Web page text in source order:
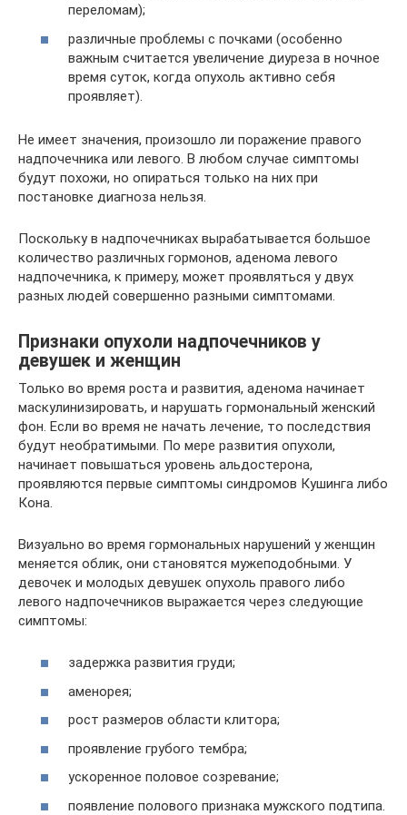
переломам);
различные проблемы с почками (особенно
важным считается увеличение диуреза в ночное
время суток, когда опухоль активно себя
проявляет).
Не имеет значения, произошло ли поражение правого
надпочечника или левого. В любом случае симптомы
будут похожи, но опираться только на них при
постановке диагноза нельзя.
Поскольку в надпочечниках вырабатывается большое
количество различных гормонов, аденома левого
надпочечника, к примеру, может проявляться у двух
разных людей совершенно разными симптомами.
Признаки опухоли надпочечников у
девушек и женщин
Только во время роста и развития, аденома начинает
маскулинизировать, и нарушать гормональный женский
фон. Если во время не начать лечение, то последствия
будут необратимыми. По мере развития опухоли,
начинает повышаться уровень альдостерона,
проявляются первые симптомы синдромов Кушинга либо
Кона.
Визуально во время гормональных нарушений у женщин
меняется облик, они становятся мужеподобными. У
девочек и молодых девушек опухоль правого либо
левого надпочечников выражается через следующие
симптомы:
задержка развития груди;
аменорея;
рост размеров области клитора;
проявление грубого тембра;
ускоренное половое созревание;
появление полового признака мужского подтипа.